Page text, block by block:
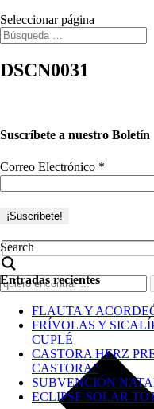
Seleccionar página
DSCN0031
Suscríbete a nuestro Boletín
Correo Electrónico *
Search
Entradas recientes
FLAUTA Y
FRÍVOLAS Y
CUPLÉ
CASTORA HERZ
CASTORA”
SUBVENCIÓN
ECLIPSE SOLAR